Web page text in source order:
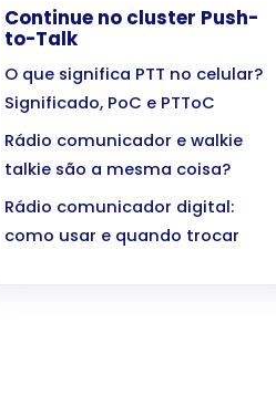
Continue no cluster Push-
to-Talk
O que significa PTT no celular?
Significado, PoC e PTToC
Rádio comunicador e walkie
talkie são a mesma coisa?
Rádio comunicador digital:
como usar e quando trocar